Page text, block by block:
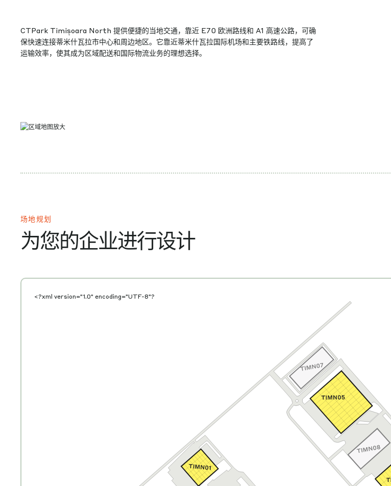
CTPark Timișoara North 提供便捷的当地交通，靠近 E70 欧洲路线和 A1 高速公路，可确
保快速连接蒂米什瓦拉市中心和周边地区。它靠近蒂米什瓦拉国际机场和主要铁路线，提高了
运输效率，使其成为区域配送和国际物流业务的理想选择。
场地规划
为您的企业进行设计
<?xml version="1.0" encoding="UTF-8"?